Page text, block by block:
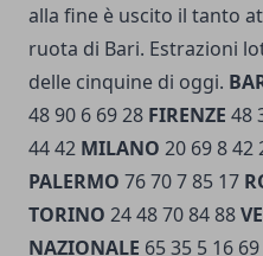
alla fine è uscito il tanto
ruota di Bari. Estrazioni
delle cinquine di oggi.
48 90 6 69 28 FIRENZE 48
44 42 MILANO 20 69 8 42
PALERMO 76 70 7 85 17
TORINO 24 48 70 84 88
NAZIONALE 65 35 5 16 69